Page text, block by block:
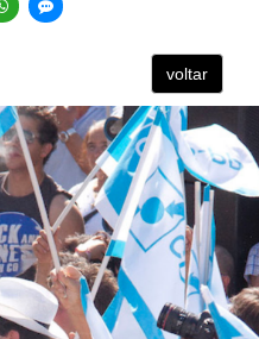
voltar